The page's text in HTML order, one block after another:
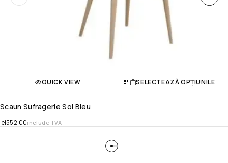
QUICK VIEW SELECTEAZĂ OPȚIUNILE
Scaun Sufragerie Sol Bleu
lei552.00include TVA